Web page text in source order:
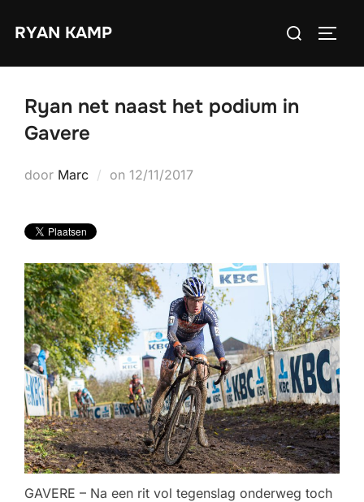
naarRYAN KAMP
Zoek
Ryan net naast het podium in
Gavere
door Marc on Geplaatst
12/11/2017
GAVERE – Na een rit vol tegenslag onderweg toch